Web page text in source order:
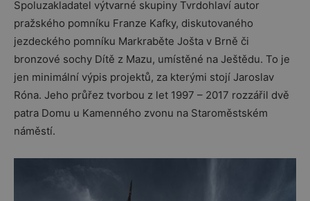
Spoluzakladatel výtvarné skupiny Tvrdohlaví autor
pražského pomníku Franze Kafky, diskutovaného
jezdeckého pomníku Markraběte Jošta v Brně či
bronzové sochy Dítě z Mazu, umístěné na Ještědu. To je
jen minimální výpis projektů, za kterými stojí Jaroslav
Róna. Jeho průřez tvorbou z let 1997 – 2017 rozzářil dvě
patra Domu u Kamenného zvonu na Staroměstském
náměstí.